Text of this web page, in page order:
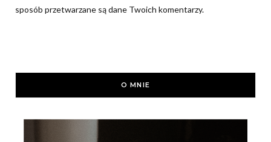
sposób przetwarzane są dane Twoich komentarzy.
O MNIE